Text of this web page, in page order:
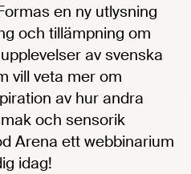
en ny utlysning
och tillämpning om
av svenska
vill veta mer om
av hur andra
och sensorik
Arena ett webbinarium
idag!